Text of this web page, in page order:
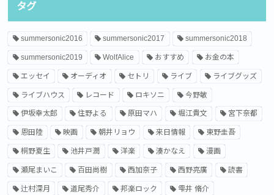
タグ
summersonic2016 summersonic2017 summersonic2018
summersonic2019 WolfAlice おすすめ お金の本
エッセイ オーディオ セトリ ライブ ライブグッズ
ライブハウス レコード ロキソニ 今野敏
伊坂幸太郎 住野よる 原田マハ 堀江貴文 宮下奈都
恩田陸 映画 朝井リョウ 来日情報 東野圭吾
桐野夏生 池井戸潤 洋楽 湊かなえ 漫画
瀬尾まいこ 百田尚樹 西加奈子 西野亮廣 読書
辻村深月 道尾秀介 邦楽ロック 雫井 脩介